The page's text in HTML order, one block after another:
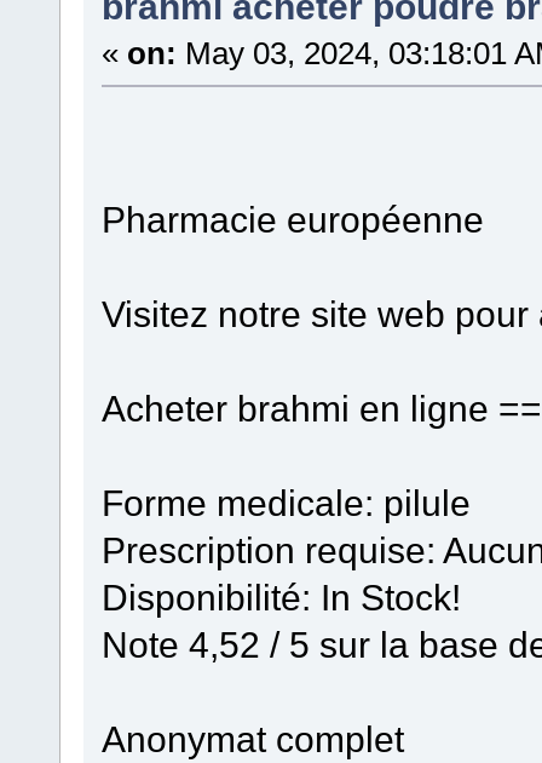
« on: May 03, 2024, 03:18:01
Pharmacie européenne
Visitez notre site web
Acheter brahmi en ligne
Forme medicale: pilule
Prescription requise:
Disponibilité: In Stock!
Note 4,52 / 5 sur la base
Anonymat complet